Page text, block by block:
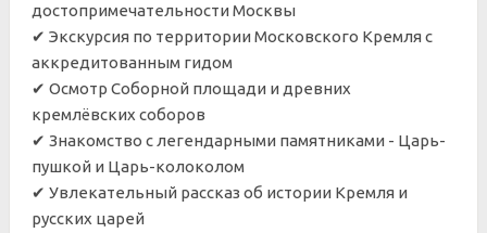
достопримечательности Москвы
✔ Экскурсия по территории Московского Кремля с
аккредитованным гидом
✔ Осмотр Соборной площади и древних
кремлёвских соборов
✔ Знакомство с легендарными памятниками - Царь-
пушкой и Царь-колоколом
✔ Увлекательный рассказ об истории Кремля и
русских царей